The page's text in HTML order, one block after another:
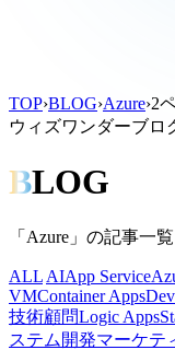
TOP›BLOG›Azure›2
ウィズワンダーブロ
BLOG
「Azure」の記事一覧
ALL AIApp Service
VMContainer Apps
技術顧問Logic Apps
ステム開発マーケテ